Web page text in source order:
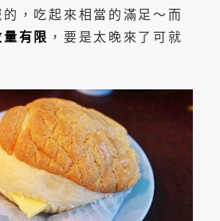
，吃起來相當的滿足～而
有限 ，要是太晚來了可就